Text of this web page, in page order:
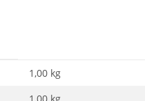
1,00 kg